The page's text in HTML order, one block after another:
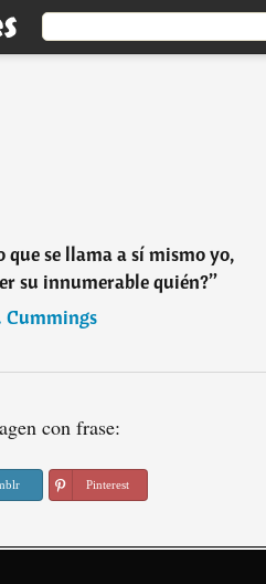
que se llama a sí mismo yo,
su innumerable quién?”
Cummings
con frase:
Pinterest